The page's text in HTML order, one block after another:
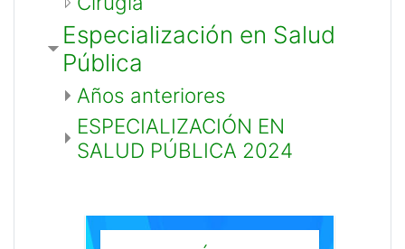
Especialización en Salud
Pública
Años anteriores
ESPECIALIZACIÓN EN
SALUD PÚBLICA 2024